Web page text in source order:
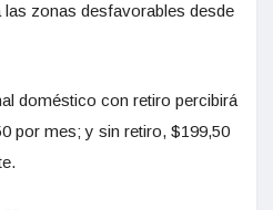
las zonas desfavorables desde
doméstico con retiro percibirá
por mes; y sin retiro, $199,50